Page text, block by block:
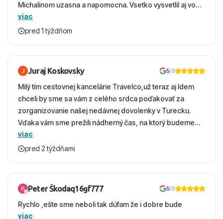
Michalinom uzasna a napomocna. Vsetko vysvetlil aj vo
vecernych hodinach zaco sa ospravedlnujem. Hotel
krasny, cisty. Sluzby top. Strava, prostredie, more,
viac
pred 1 týždňom
Juraj Koskovsky 5/5
Milý tím cestovnej kancelárie Travelco,už teraz aj Idem
chceli by sme sa vám z celého srdca poďakovať za
zorganizovanie našej nedávnej dovolenky v Turecku.
Vďaka vám sme prežili nádherný čas, na ktorý budeme
ešte dlho s úsmevom spomínať. ​Všetko prebehlo
absolútne hladko – od prvotného výberu zájazdu, cez
bola to trefa do čierneho! ​Čo nás dostalo najviac: ​Skvelé
služby a personál: Vždy usmievaví, ochotní a starostliví
ľudia. ​Gastro zážitok: Výborné, pestré a čerstvé jedlo
viac
pred 2 týždňami
Peter Škodaq16gf777 5/5
Rychlo ,ešte sme neboli tak dúfam že i dobre bude
viac